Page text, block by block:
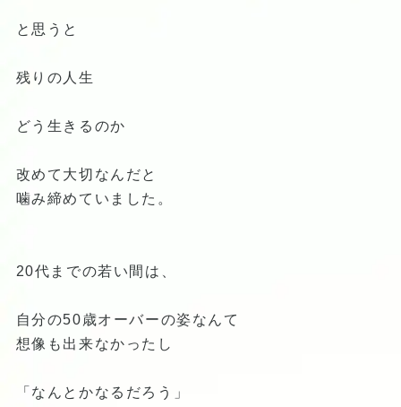
と思うと
残りの人生
どう生きるのか
改めて大切なんだと
噛み締めていました。
20代までの若い間は、
自分の50歳オーバーの姿なんて
想像も出来なかったし
「なんとかなるだろう」